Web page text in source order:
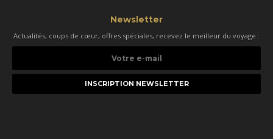
Newsletter
Actualités, coups de cœur, offres spéciales, recevez le meilleur du voyage :
e-